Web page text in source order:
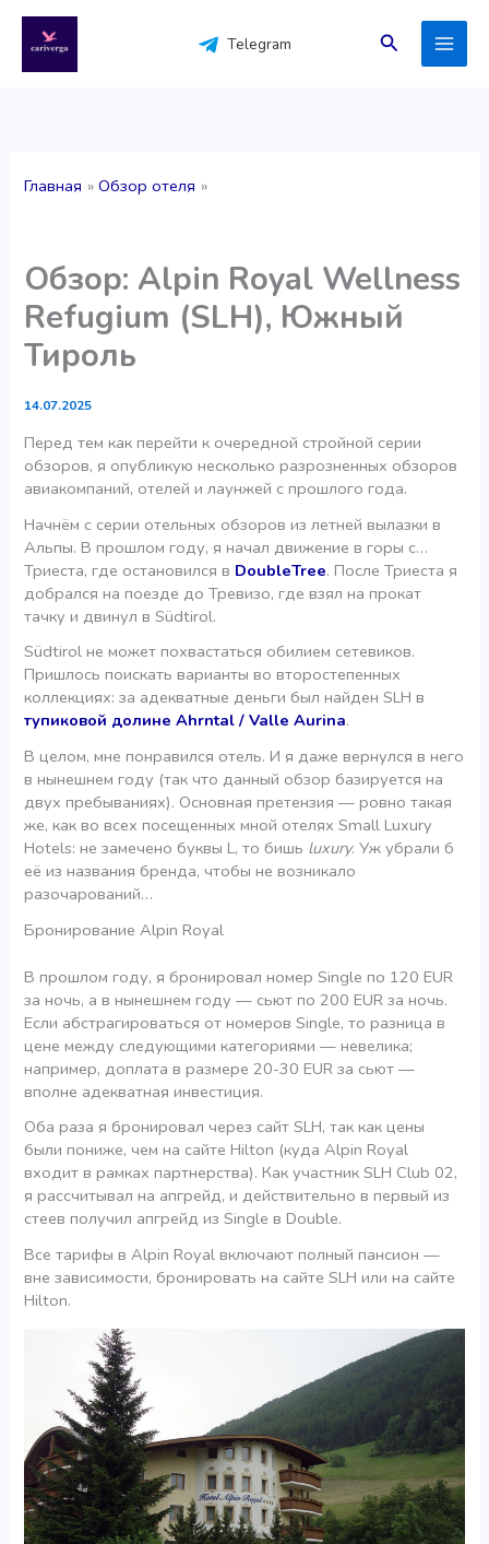
содержимому
Telegram Поиск
Главная Обзор отеля
Обзор: Alpin Royal Wellness
Refugium (SLH), Южный
Тироль
14.07.2025
Перед тем как перейти к очередной стройной серии
обзоров, я опубликую несколько разрозненных обзоров
авиакомпаний, отелей и лаунжей с прошлого года.
Начнём с серии отельных обзоров из летней вылазки в
Альпы. В прошлом году, я начал движение в горы с…
Триеста, где остановился в DoubleTree. После Триеста я
добрался на поезде до Тревизо, где взял на прокат
тачку и двинул в Südtirol.
Südtirol не может похвастаться обилием сетевиков.
Пришлось поискать варианты во второстепенных
коллекциях: за адекватные деньги был найден SLH в
тупиковой долине Ahrntal / Valle Aurina.
В целом, мне понравился отель. И я даже вернулся в него
в нынешнем году (так что данный обзор базируется на
двух пребываниях). Основная претензия — ровно такая
же, как во всех посещенных мной отелях Small Luxury
Hotels: не замечено буквы L, то бишь luxury. Уж убрали б
её из названия бренда, чтобы не возникало
разочарований…
Бронирование Alpin Royal
В прошлом году, я бронировал номер Single по 120 EUR
за ночь, а в нынешнем году — сьют по 200 EUR за ночь.
Если абстрагироваться от номеров Single, то разница в
цене между следующими категориями — невелика;
например, доплата в размере 20-30 EUR за сьют —
вполне адекватная инвестиция.
Оба раза я бронировал через сайт SLH, так как цены
были пониже, чем на сайте Hilton (куда Alpin Royal
входит в рамках партнерства). Как участник SLH Club 02,
я рассчитывал на апгрейд, и действительно в первый из
стеев получил апгрейд из Single в Double.
Все тарифы в Alpin Royal включают полный пансион —
вне зависимости, бронировать на сайте SLH или на сайте
Hilton.